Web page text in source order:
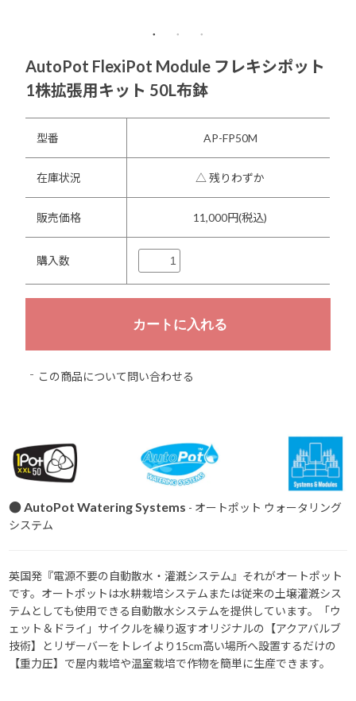
AutoPot FlexiPot Module フレキシポット
1株拡張用キット 50L布鉢
型番 AP-FP50M
在庫状況 △ 残りわずか
販売価格 11,000円(税込)
購入数
この商品について問い合わせる
● AutoPot Watering Systems - オートポット ウォータリング
システム
英国発『電源不要の自動散水・灌漑システム』それがオートポット
です。オートポットは水耕栽培システムまたは従来の土壌灌漑シス
テムとしても使用できる自動散水システムを提供しています。「ウ
ェット＆ドライ」サイクルを繰り返すオリジナルの【アクアバルブ
技術】とリザーバーをトレイより15cm高い場所へ設置するだけの
【重力圧】で屋内栽培や温室栽培で作物を簡単に生産できます。